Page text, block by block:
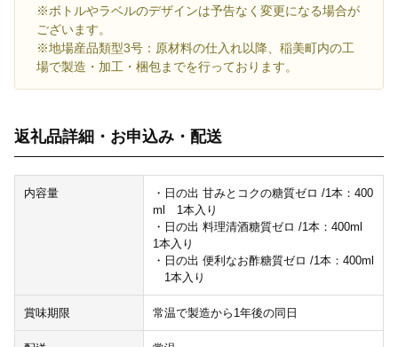
※ボトルやラベルのデザインは予告なく変更になる場合が
ございます。
※地場産品類型3号：原材料の仕入れ以降、稲美町内の工
場で製造・加工・梱包までを行っております。
返礼品詳細・お申込み・配送
内容量
・日の出 甘みとコクの糖質ゼロ /1本：400
ml 1本入り
・日の出 料理清酒糖質ゼロ /1本：400ml
1本入り
・日の出 便利なお酢糖質ゼロ /1本：400ml
1本入り
賞味期限 常温で製造から1年後の同日